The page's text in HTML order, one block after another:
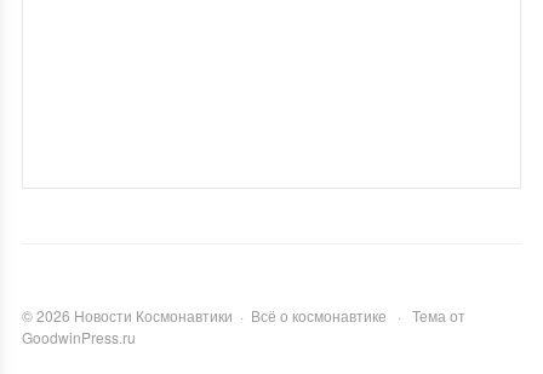
©2026 Новости Космонавтики · Всё о космонавтике · Тема от
GoodwinPress.ru